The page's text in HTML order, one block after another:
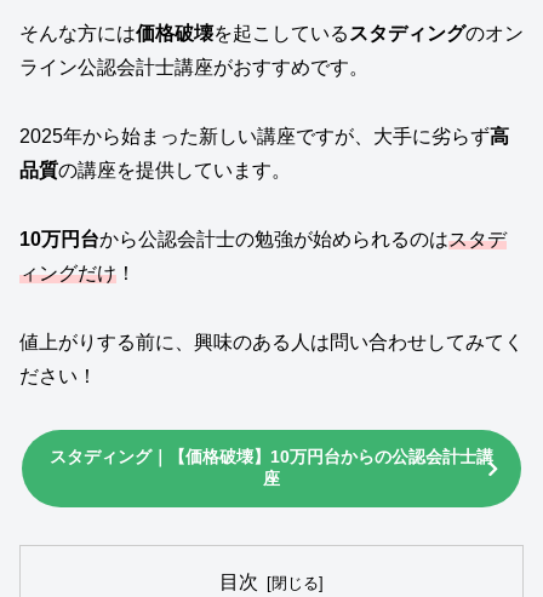
そんな方には価格破壊を起こしている スタディングのオン
ライン公認会計士講座がおすすめです。
2025年から始まった新しい講座ですが、大手に劣らず高
品質の講座を提供しています。
10万円台から公認会計士の勉強が始められるのはスタデ
ィングだけ ！
値上がりする前に、興味のある人は問い合わせしてみてく
ださい！
スタディング｜【価格破壊】10万円台からの公認会計士講
座
目次